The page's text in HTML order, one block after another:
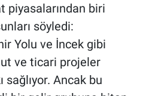
piyasalarından biri
söyledi:
Yolu ve İncek gibi
ve ticari projeler
sağlıyor. Ancak bu